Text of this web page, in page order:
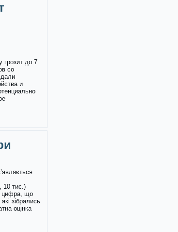
грозит до 7
со
и
10 тис.)
цифра, що
зібрались
оцінка